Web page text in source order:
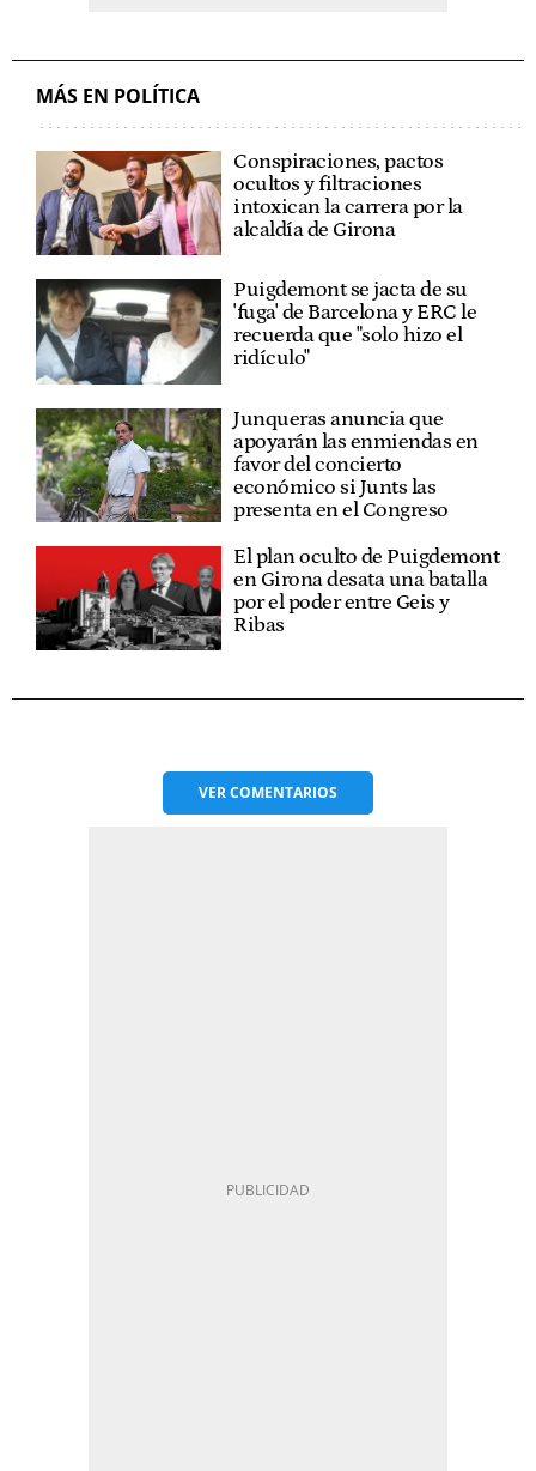
MÁS EN POLÍTICA
Conspiraciones, pactos
ocultos y filtraciones
intoxican la carrera por la
alcaldía de Girona
Puigdemont se jacta de su
'fuga' de Barcelona y ERC le
recuerda que "solo hizo el
ridículo"
Junqueras anuncia que
apoyarán las enmiendas en
favor del concierto
económico si Junts las
presenta en el Congreso
El plan oculto de Puigdemont
en Girona desata una batalla
por el poder entre Geis y
Ribas
VERCOMENTARIOS